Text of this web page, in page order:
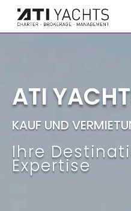
ATI
KAUF UND
Ihre
Expertise